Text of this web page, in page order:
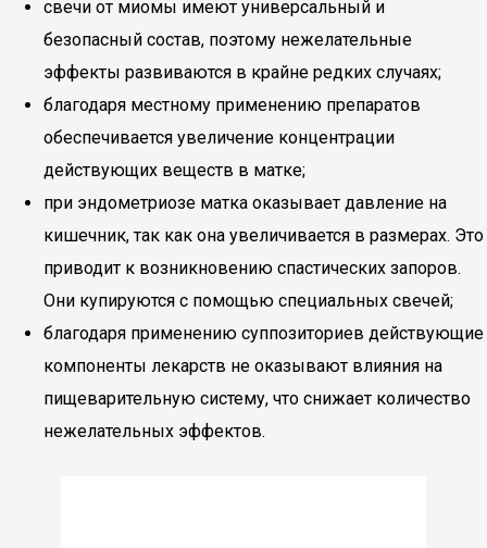
свечи от миомы имеют универсальный и
безопасный состав, поэтому нежелательные
эффекты развиваются в крайне редких случаях;
благодаря местному применению препаратов
обеспечивается увеличение концентрации
действующих веществ в матке;
при эндометриозе матка оказывает давление на
кишечник, так как она увеличивается в размерах. Это
приводит к возникновению спастических запоров.
Они купируются с помощью специальных свечей;
благодаря применению суппозиториев действующие
компоненты лекарств не оказывают влияния на
пищеварительную систему, что снижает количество
нежелательных эффектов.